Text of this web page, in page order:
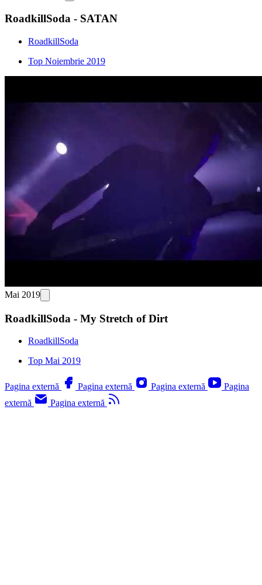
RoadkillSoda - SATAN
RoadkillSoda
Top Noiembrie 2019
Mai 2019
RoadkillSoda - My Stretch of Dirt
RoadkillSoda
Top Mai 2019
Pagina externă Pagina externă Pagina externă
Pagina
externă
Pagina externă